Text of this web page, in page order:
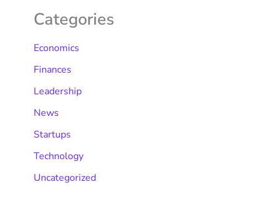
Categories
Economics
Finances
Leadership
News
Startups
Technology
Uncategorized